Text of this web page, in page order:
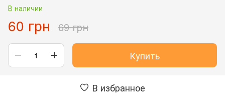
В наличии
60 грн 69 грн
Купить
В избранное